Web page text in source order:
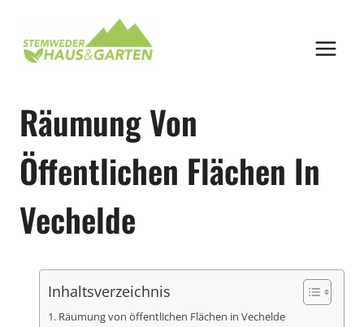
springen
Räumung Von
Öffentlichen Flächen In
Vechelde
Inhaltsverzeichnis
Räumung von öffentlichen Flächen in Vechelde